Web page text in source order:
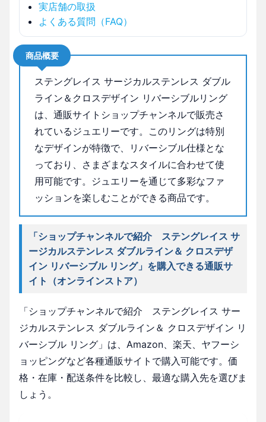
実店舗の取扱
よくある質問（FAQ）
商品概要
ステングレイス サージカルステンレス ダブル
ライン＆クロスデザイン リバーシブルリング
は、通販サイトショップチャンネルで販売さ
れているジュエリーです。このリングは特別
なデザインが特徴で、リバーシブル仕様とな
っており、さまざまなスタイルに合わせて使
用可能です。ジュエリーを通じて多彩なファ
ッションを楽しむことができる商品です。
「ショップチャンネルで紹介 ステングレイス サ
ージカルステンレス ダブルライン＆ クロスデザ
イン リバーシブル リング」を購入できる通販サ
イト（オンラインストア）
「ショップチャンネルで紹介 ステングレイス サー
ジカルステンレス ダブルライン＆ クロスデザイン リ
バーシブル リング」は、Amazon、楽天、ヤフーシ
ョッピングなど各種通販サイトで購入可能です。価
格・在庫・配送条件を比較し、最適な購入先を選びま
しょう。